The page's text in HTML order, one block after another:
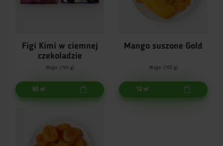
Figi Kimi w ciemnej
czekoladzie
Waga: (165 g)
60 zł
Mango suszone Gold
Waga: (100 g)
12 zł